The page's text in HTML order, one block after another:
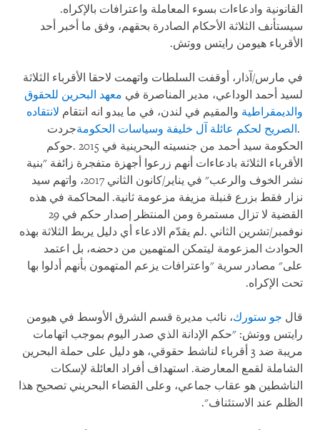
القانونية وادعاءات بسوء المعاملة واعترافات بالإكراه.
سيستأنف الثلاثة الأحكام الصادرة بحقهم، وفق ما أخبر أحد
الأقرباء هيومن رايتس ووتش.
في مارس/آذار، أوقفت السلطات واتهمت لاحقا الأقرباء الثلاثة
لسيد أحمد الوداعي، مدير المناصرة في معهد البحرين للحقوق
والديمقراطية والمقيم في لندن، في ما يبدو انه انتقام لانتقاده
الصريح لحكم عائلة آل خليفة وسياسات الحكومة.
جردت
الحكومة سيد أحمد من جنسيته البحرينية في 2015
.حوكم
الأقرباء الثلاثة بادعاءات أنهم زرعوا أجهزة متفجرة زائفة "بنية
نشر الخوف والرعب" في يناير/كانون الثاني 2017، واتهم سيد
نزار فقط بزرع قنبلة مزيفة مزعومة ثانية. المحاكمة في هذه
القضية لا تزال مستمرة ومن المنتظر إصدار حكم في 29
نوفمبر/تشرين الثاني .لم يقدّم الادعاء أي دليل يربط الثلاثة بهذه
الحوادث المزعومة ليتمكن المتهمين من دحضه، بل اعتمد
على" مصادر سرية "واعترافات يزعم المتهمون بأنهم أدلوا بها
تحت الإكراه.
قال جو ستورك، نائب مديرة قسم الشرق الأوسط في هيومن
رايتس ووتش: "حكم الإدانة الذي صدر اليوم بموجب اتهامات
مريبة ضد 3 أقرباء لناشط حقوقي، هو دليل على حملة البحرين
الشاملة لقمع المعارضة. استهداف أفراد العائلة لإسكات
الناشطين هو عقاب جماعي، وعلى القضاء البحريني تصحيح هذا
الظلم عند الاستئناف".